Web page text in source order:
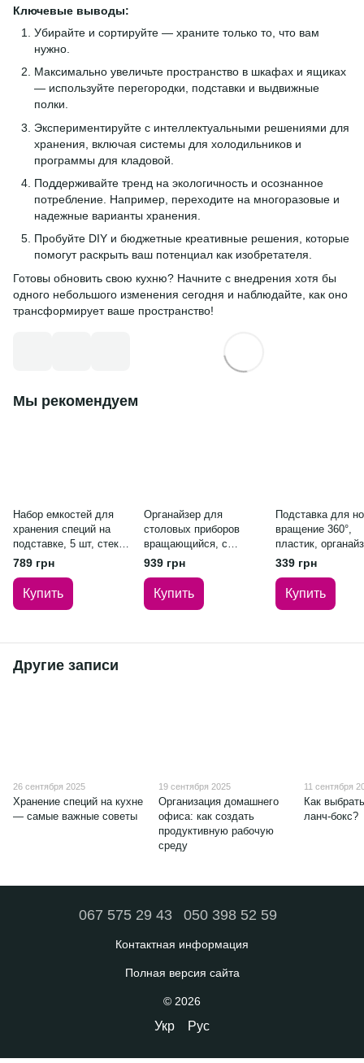
Ключевые выводы:
Убирайте и сортируйте — храните только то, что вам
нужно.
Максимально увеличьте пространство в шкафах и ящиках
— используйте перегородки, подставки и выдвижные
полки.
Экспериментируйте с интеллектуальными решениями для
хранения, включая системы для холодильников и
программы для кладовой.
Поддерживайте тренд на экологичность и осознанное
потребление. Например, переходите на многоразовые и
надежные варианты хранения.
Пробуйте DIY и бюджетные креативные решения, которые
помогут раскрыть ваш потенциал как изобретателя.
Готовы обновить свою кухню? Начните с внедрения хотя бы
одного небольшого изменения сегодня и наблюдайте, как оно
трансформирует ваше пространство!
Мы рекомендуем
Набор емкостей для
хранения специй на
подставке, 5 шт, стекло
и нержавеющая сталь
789 грн
Купить
Органайзер для
столовых приборов
вращающийся, с
разделителем,
нержавеющая сталь
939 грн
Купить
Подставка для
вращение 360°,
пластик,
для кухни, белый
339 грн
Купить
Другие записи
26 сентября 2025
Хранение специй на кухне
— самые важные советы
19 сентября 2025
Организация домашнего
офиса: как создать
продуктивную рабочую
среду
11 сентября
Как
ланч-бокс?
067 575 29 43 050 398 52 59
Контактная информация
Полная версия сайта
© 2026
Укр Рус